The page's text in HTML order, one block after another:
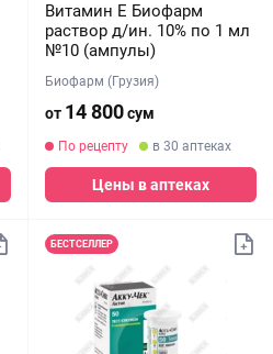
Витамин Е Биофарм
раствор д/ин. 10% по 1 мл
№10 (ампулы)
Биофарм (Грузия)
от 14 800сум
По рецепту в 30 аптеках
Цены в аптеках
БЕСТСЕЛЛЕР